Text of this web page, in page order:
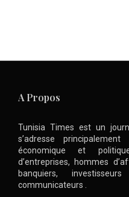
A Propos
Tunisia Times est un
s’adresse
économique et
d’entreprises, hommes
banquiers,
communicateurs .